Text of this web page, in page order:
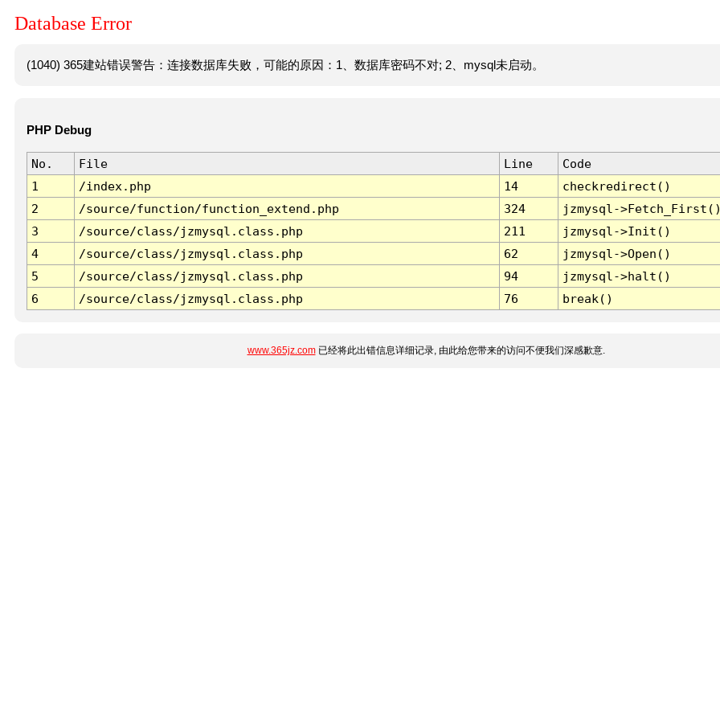
Database Error
(1040) 365建站错误警告：连接数据库失败，可能的原因：1、数据库密码不对; 2、mysql未启动。
PHP Debug
No. File Line
Code
1
/index.php 14
checkredirect()
2
/source/function/function_extend.php 324
jzmysql-
3
/source/class/jzmysql.class.php 211
jzmysql->Init()
4
/source/class/jzmysql.class.php 62
jzmysql->Open()
5
/source/class/jzmysql.class.php 94
jzmysql->halt()
6
/source/class/jzmysql.class.php 76 break()
www.365jz.com已经将此出错信息详细记录, 由此给您带来的访问不便我们深感歉意.